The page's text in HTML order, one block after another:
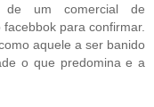
de um comercial de
para confirmar.
aquele a ser banido
o que predomina e a